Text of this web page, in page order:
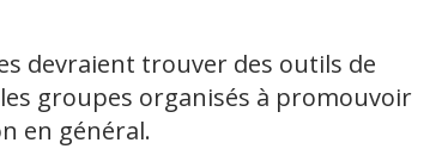
devraient trouver des outils de
groupes organisés à promouvoir
en général.